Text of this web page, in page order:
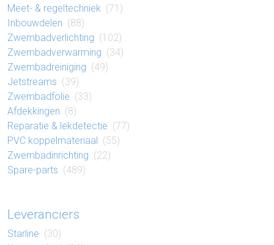
Meet- & regel​techniek (71)
Inbouw​delen (88)
Zwembad​verlichting (102)
Zwembad​verwarming (34)
Zwembad​reiniging (49)
Jetstreams (39)
Zwembad​folie (33)
Af​dek​king​en (8)
Reparatie​ & lek​detectie (77)
PVC koppel​materiaal (55)
Zwembad​inrichting (22)
Spare-parts (489)
Leveranciers
Starline (30)